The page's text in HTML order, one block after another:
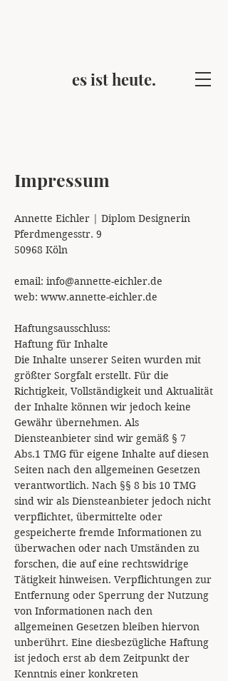
es ist heute.
Impressum
Annette Eichler | Diplom Designerin
Pferdmengesstr. 9
50968 Köln
email: info@annette-eichler.de
web: www.annette-eichler.de
Haftungsausschluss:
Haftung für Inhalte
Die Inhalte unserer Seiten wurden mit
größter Sorgfalt erstellt. Für die
Richtigkeit, Vollständigkeit und Aktualität
der Inhalte können wir jedoch keine
Gewähr übernehmen. Als
Diensteanbieter sind wir gemäß § 7
Abs.1 TMG für eigene Inhalte auf diesen
Seiten nach den allgemeinen Gesetzen
verantwortlich. Nach §§ 8 bis 10 TMG
sind wir als Diensteanbieter jedoch nicht
verpflichtet, übermittelte oder
gespeicherte fremde Informationen zu
überwachen oder nach Umständen zu
forschen, die auf eine rechtswidrige
Tätigkeit hinweisen. Verpflichtungen zur
Entfernung oder Sperrung der Nutzung
von Informationen nach den
allgemeinen Gesetzen bleiben hiervon
unberührt. Eine diesbezügliche Haftung
ist jedoch erst ab dem Zeitpunkt der
Kenntnis einer konkreten